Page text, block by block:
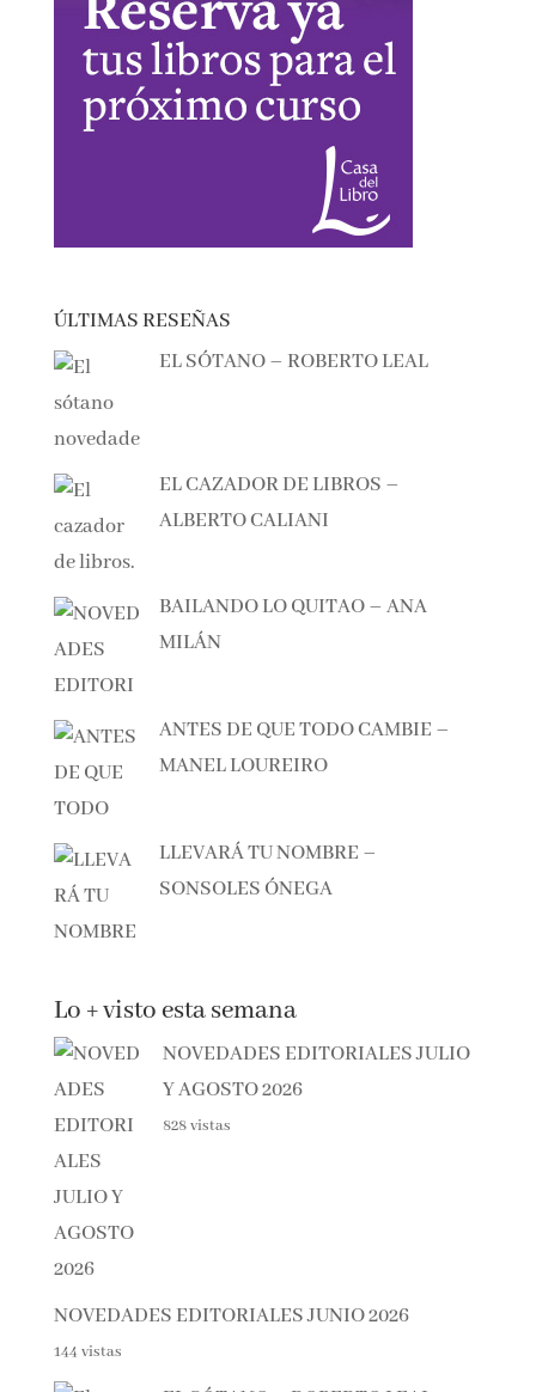
ÚLTIMAS RESEÑAS
EL SÓTANO – ROBERTO LEAL
EL CAZADOR DE LIBROS –
ALBERTO CALIANI
BAILANDO LO QUITAO – ANA
MILÁN
ANTES DE QUE TODO CAMBIE –
MANEL LOUREIRO
LLEVARÁ TU NOMBRE –
SONSOLES ÓNEGA
Lo + visto esta semana
NOVEDADES EDITORIALES JULIO
Y AGOSTO 2026
828 vistas
NOVEDADES EDITORIALES JUNIO 2026
144 vistas